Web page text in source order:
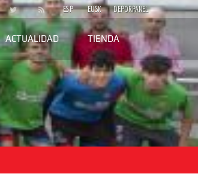
ESP EUSK DEPORPANEL
ACTUALIDAD TIENDA